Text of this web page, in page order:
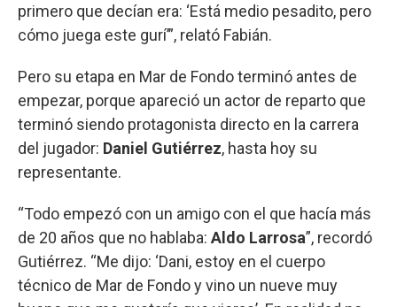
primero que decían era: ‘Está medio pesadito, pero
cómo juega este gurí’”, relató Fabián.
Pero su etapa en Mar de Fondo terminó antes de
empezar, porque apareció un actor de reparto que
terminó siendo protagonista directo en la carrera
del jugador: Daniel Gutiérrez, hasta hoy su
representante.
“Todo empezó con un amigo con el que hacía más
de 20 años que no hablaba: Aldo Larrosa”, recordó
Gutiérrez. “Me dijo: ‘Dani, estoy en el cuerpo
técnico de Mar de Fondo y vino un nueve muy